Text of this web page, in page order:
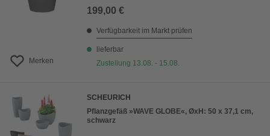
Merken
199,00 €
Verfügbarkeit im Markt prüfen
lieferbar
Zustellung 13.08. - 15.08.
SCHEURICH
Pflanzgefäß »WAVE GLOBE«, ØxH: 50 x 37,1 cm,
schwarz